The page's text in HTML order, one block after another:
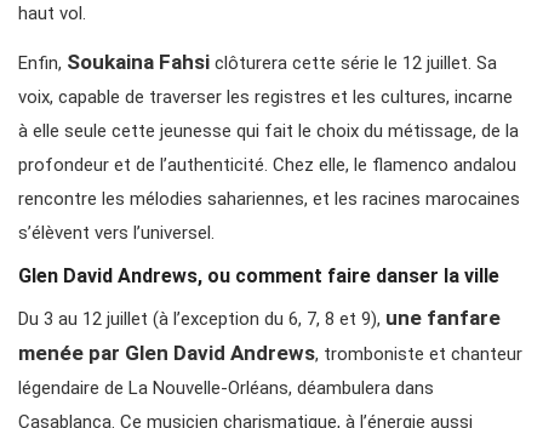
haut vol.
Enfin, Soukaina Fahsi clôturera cette série le 12 juillet. Sa
voix, capable de traverser les registres et les cultures, incarne
à elle seule cette jeunesse qui fait le choix du métissage, de la
profondeur et de l’authenticité. Chez elle, le flamenco andalou
rencontre les mélodies sahariennes, et les racines marocaines
s’élèvent vers l’universel.
Glen David Andrews, ou comment faire danser la ville
Du 3 au 12 juillet (à l’exception du 6, 7, 8 et 9), une fanfare
menée par Glen David Andrews, tromboniste et chanteur
légendaire de La Nouvelle-Orléans, déambulera dans
Casablanca. Ce musicien charismatique, à l’énergie aussi